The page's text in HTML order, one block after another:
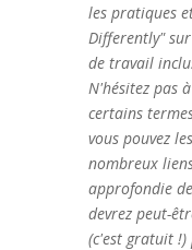
les pratiques
Differently"
de travail
N'hésitez pas
certains
vous pouvez
nombreux
approfondie
devrez peut-
(c'est gratuit !)